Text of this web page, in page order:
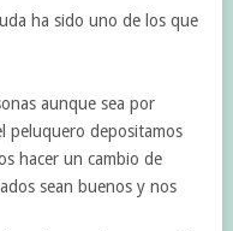
ha sido uno de los que
aunque sea por
peluquero depositamos
hacer un cambio de
sean buenos y nos